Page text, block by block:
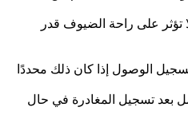
تؤثر على راحة الضيوف قدر
الوصول إذا كان ذلك محددًا
بعد تسجيل المغادرة في حال